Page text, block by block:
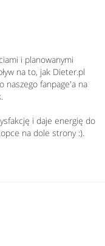
i planowanymi
na to, jak Dieter.pl
naszego fanpage'a na
i daje energię do
na dole strony :).